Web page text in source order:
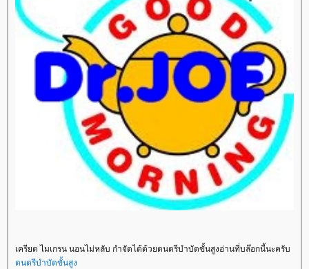
เครียด ไมเกรน นอนไม่หลับ กำจัดได้ด้วยดนตรีบำบัดขั้นสูงอ่านที่บล๊อกนี้นะครับ
ดนตรีบำบัดขั้นสูง